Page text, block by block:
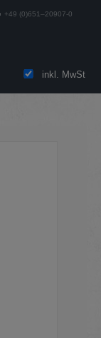
+49 (0)651–20907-0
auf deminkl. MwSt